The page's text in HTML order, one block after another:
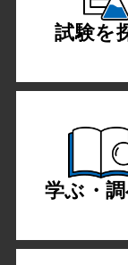
試験を
学ぶ・